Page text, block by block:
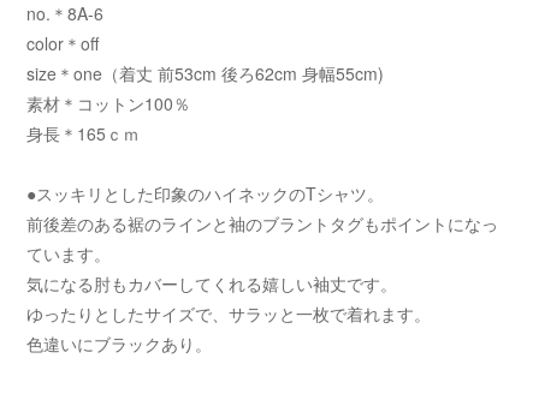
no.＊8A-6
color＊off
size＊one（着丈 前53cm 後ろ62cm 身幅55cm)
素材＊コットン100％
身長＊165ｃｍ
●スッキリとした印象のハイネックのTシャツ。
前後差のある裾のラインと袖のブラントタグもポイントになっ
ています。
気になる肘もカバーしてくれる嬉しい袖丈です。
ゆったりとしたサイズで、サラッと一枚で着れます。
色違いにブラックあり。